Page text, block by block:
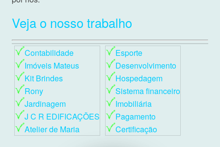
Veja o nosso trabalho
Contabilidade
Imóveis Mateus
Kit Brindes
Rony
Jardinagem
J C R EDIFICAÇÕES
Atelier de Maria
Esporte
Desenvolvimento
Hospedagem
Sistema financeiro
Imobiliária
Pagamento
Certificação